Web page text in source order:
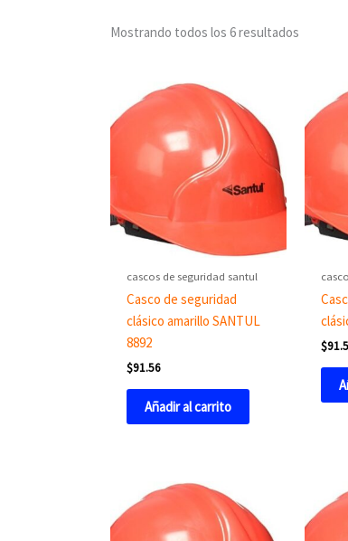
Mostrando todos los 6 resultados
cascos de seguridad santul
Casco de seguridad
clásico amarillo SANTUL
8892
$91.56
Añadir al carrito
$